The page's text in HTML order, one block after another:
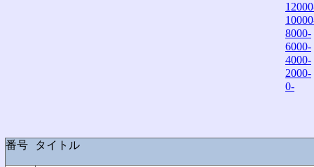
8000-
6000-
4000-
2000-
0-
番号 タイトル